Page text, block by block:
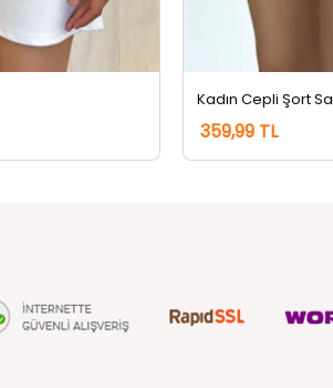
Kadın Cepli Şort Sarı
359,99 TL